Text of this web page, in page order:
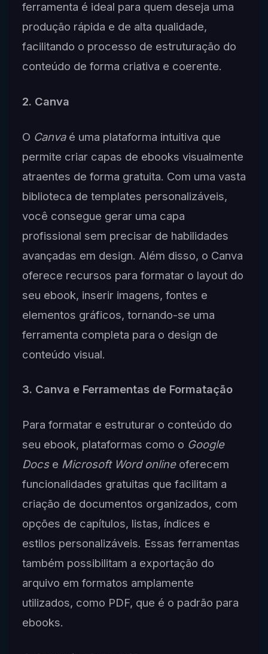
ferramenta é ideal para quem deseja uma
produção rápida e de alta qualidade,
facilitando o processo de estruturação do
conteúdo de forma criativa e coerente.
2. Canva
O Canvaé uma plataforma intuitiva que
permite criar capas de ebooks visualmente
atraentes de forma gratuita. Com uma vasta
biblioteca de templates personalizáveis,
você consegue gerar uma capa
profissional sem precisar de habilidades
avançadas em design. Além disso, o Canva
oferece recursos para formatar o layout do
seu ebook, inserir imagens, fontes e
elementos gráficos, tornando-se uma
ferramenta completa para o design de
conteúdo visual.
3. Canva e Ferramentas de Formatação
Para formatar e estruturar o conteúdo do
seu ebook, plataformas como o Google
Docse Microsoft Word onlineoferecem
funcionalidades gratuitas que facilitam a
criação de documentos organizados, com
opções de capítulos, listas, índices e
estilos personalizáveis. Essas ferramentas
também possibilitam a exportação do
arquivo em formatos amplamente
utilizados, como PDF, que é o padrão para
ebooks.